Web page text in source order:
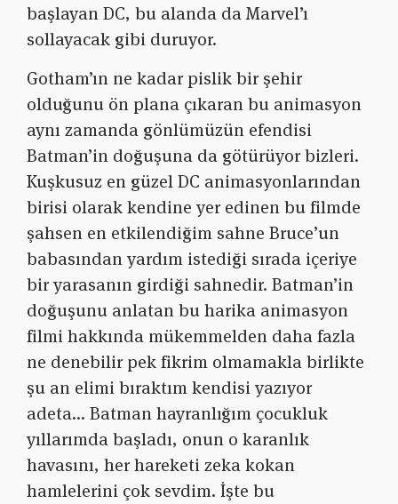
başlayan DC, bu alanda da Marvel’ı
sollayacak gibi duruyor.
Gotham’ın ne kadar pislik bir şehir
olduğunu ön plana çıkaran bu animasyon
aynı zamanda gönlümüzün efendisi
Batman’in doğuşuna da götürüyor bizleri.
Kuşkusuz en güzel DC animasyonlarından
birisi olarak kendine yer edinen bu filmde
şahsen en etkilendiğim sahne Bruce’un
babasından yardım istediği sırada içeriye
bir yarasanın girdiği sahnedir. Batman’in
doğuşunu anlatan bu harika animasyon
filmi hakkında mükemmelden daha fazla
ne denebilir pek fikrim olmamakla birlikte
şu an elimi bıraktım kendisi yazıyor
adeta… Batman hayranlığım çocukluk
yıllarımda başladı, onun o karanlık
havasını, her hareketi zeka kokan
hamlelerini çok sevdim. İşte bu